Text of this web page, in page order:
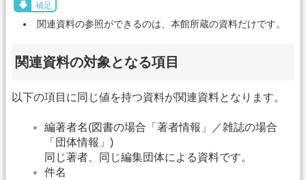
補足
関連資料の参照ができるのは、本館所蔵の資料だけです。
関連資料の対象となる項目
以下の項目に同じ値を持つ資料が関連資料となります。
編著者名(図書の場合「著者情報」／雑誌の場合
「団体情報」)
同じ著者、同じ編集団体による資料です。
件名